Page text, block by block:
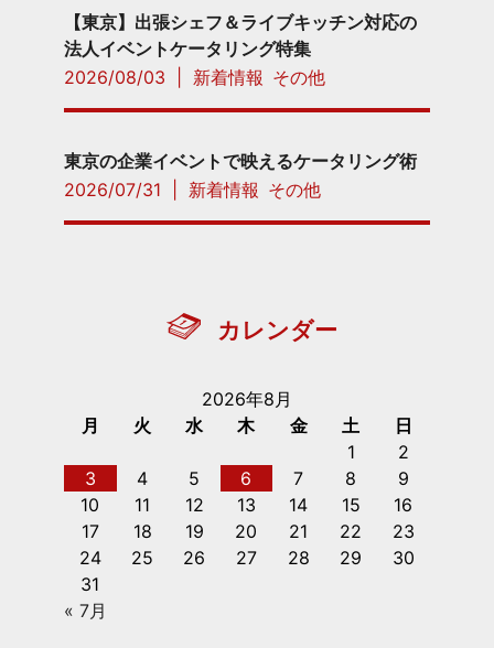
【東京】出張シェフ＆ライブキッチン対応の
法人イベントケータリング特集
2026/08/03
新着情報 その他
東京の企業イベントで映えるケータリング術
2026/07/31
新着情報 その他
カレンダー
2026年8月
月
火 水 木 金 土
日
1
2
3
4 5 6 7 8
9
10
11 12 13 14 15
16
17
18 19 20 21 22
23
24
25 26 27 28 29
30
31
« 7月